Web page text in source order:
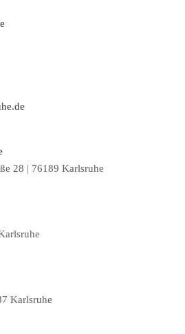
28 | 76189 Karlsruhe
Karlsruhe